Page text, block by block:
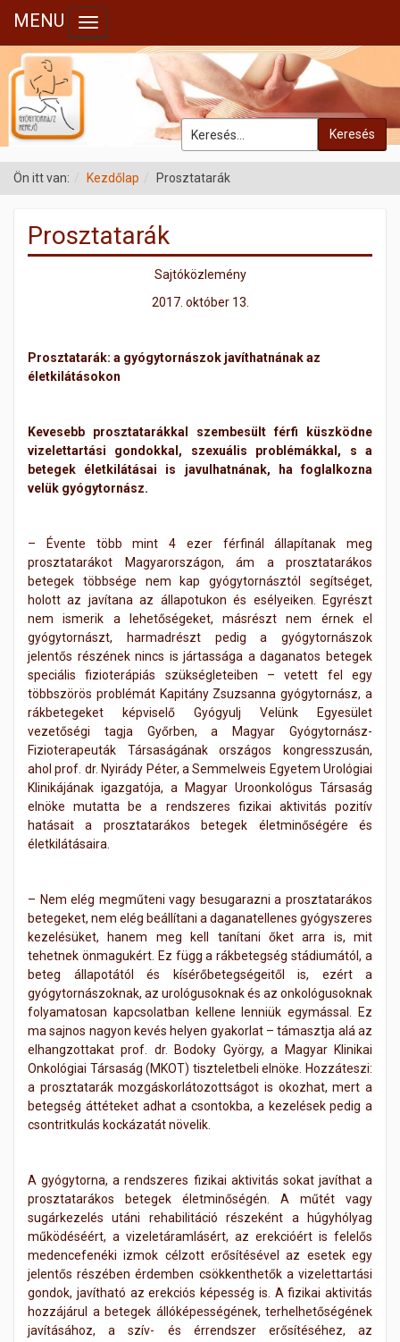
Keresés
MENU Toggle navigation
Ön itt van: Kezdőlap Prosztatarák
Prosztatarák
Sajtóközlemény
2017. október 13.
Prosztatarák: a gyógytornászok javíthatnának az
életkilátásokon
Kevesebb prosztatarákkal szembesült férfi küszködne
vizelettartási gondokkal, szexuális problémákkal, s a
betegek életkilátásai is javulhatnának, ha foglalkozna
velük gyógytornász.
– Évente több mint 4 ezer férfinál állapítanak meg
prosztatarákot Magyarországon, ám a prosztatarákos
betegek többsége nem kap gyógytornásztól segítséget,
holott az javítana az állapotukon és esélyeiken. Egyrészt
nem ismerik a lehetőségeket, másrészt nem érnek el
gyógytornászt, harmadrészt pedig a gyógytornászok
jelentős részének nincs is jártassága a daganatos betegek
speciális fizioterápiás szükségleteiben – vetett fel egy
többszörös problémát Kapitány Zsuzsanna gyógytornász, a
rákbetegeket képviselő Gyógyulj Velünk Egyesület
vezetőségi tagja Győrben, a Magyar Gyógytornász-
Fizioterapeuták Társaságának országos kongresszusán,
ahol prof. dr. Nyirády Péter, a Semmelweis Egyetem Urológiai
Klinikájának igazgatója, a Magyar Uroonkológus Társaság
elnöke mutatta be a rendszeres fizikai aktivitás pozitív
hatásait a prosztatarákos betegek életminőségére és
életkilátásaira.
– Nem elég megműteni vagy besugarazni a prosztatarákos
betegeket, nem elég beállítani a daganatellenes gyógyszeres
kezelésüket, hanem meg kell tanítani őket arra is, mit
tehetnek önmagukért. Ez függ a rákbetegség stádiumától, a
beteg állapotától és kísérőbetegségeitől is, ezért a
gyógytornászoknak, az urológusoknak és az onkológusoknak
folyamatosan kapcsolatban kellene lenniük egymással. Ez
ma sajnos nagyon kevés helyen gyakorlat – támasztja alá az
elhangzottakat prof. dr. Bodoky György, a Magyar Klinikai
Onkológiai Társaság (MKOT) tiszteletbeli elnöke. Hozzáteszi:
a prosztatarák mozgáskorlátozottságot is okozhat, mert a
betegség áttéteket adhat a csontokba, a kezelések pedig a
csontritkulás kockázatát növelik.
A gyógytorna, a rendszeres fizikai aktivitás sokat javíthat a
prosztatarákos betegek életminőségén. A műtét vagy
sugárkezelés utáni rehabilitáció részeként a húgyhólyag
működéséért, a vizeletáramlásért, az erekcióért is felelős
medencefenéki izmok célzott erősítésével az esetek egy
jelentős részében érdemben csökkenthetők a vizelettartási
gondok, javítható az erekciós képesség is. A fizikai aktivitás
hozzájárul a betegek állóképességének, terhelhetőségének
javításához, a szív- és érrendszer erősítéséhez, az